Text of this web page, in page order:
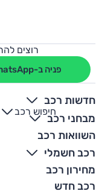
רוצים
פניה ב-WhatsApp
חדשות רכב
מבחני רכב
השוואות רכב
רכב חשמלי
מחירון רכב
רכב חדש
חיפוש רכב
+
-